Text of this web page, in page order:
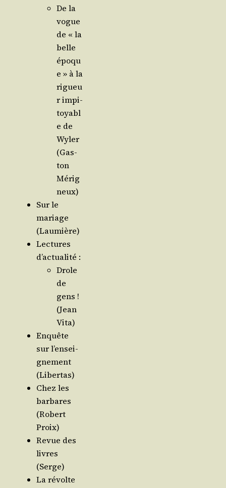
De la
vogue
de « la
belle
époqu
e » à la
rigueu
r impi­
toyabl
e de
Wyler
(Gas­
ton
Mérig
neux)
Sur le
mariage
(Lau­mière)
Lec­tures
d’actualité :
Drole
de
gens !
(Jean
Vita)
Enquête
sur l’en­sei­
gne­ment
(Liber­tas)
Chez les
bar­bares
(Robert
Proix)
Revue des
livres
(Serge)
La révolte